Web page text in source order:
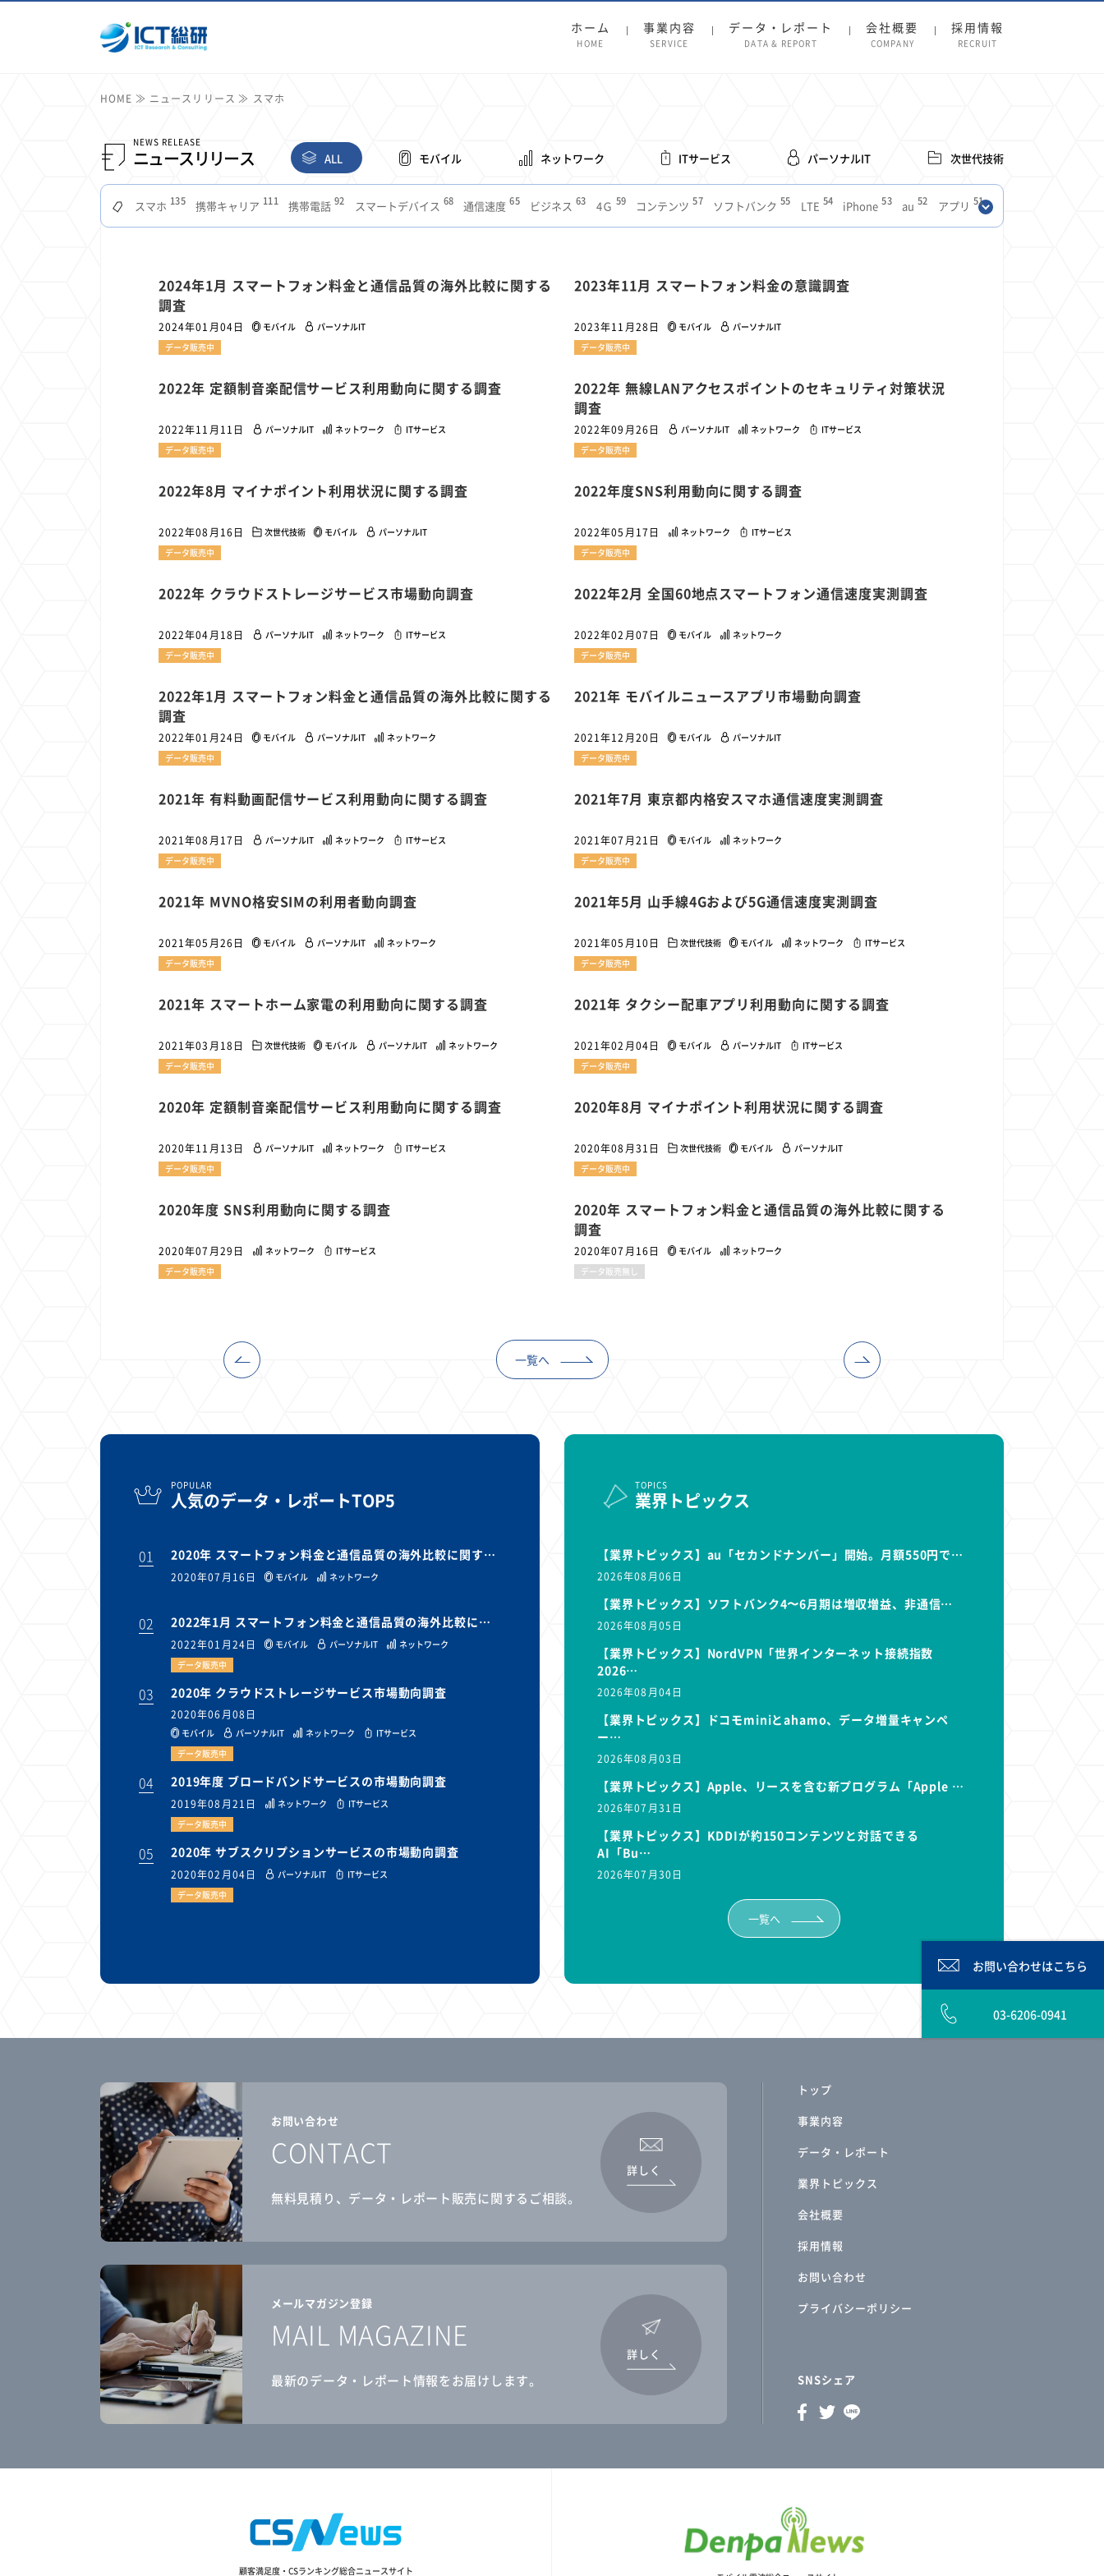
ホーム
HOME
事業内容
SERVICE
データ・レポート
DATA & REPORT
会社概要
COMPANY
採用情報
RECRUIT
HOME ニュースリリース スマホ
NEWS RELEASE
ニュースリリース ALL モバイル ネットワーク ITサービス パーソナルIT 次世代技術
スマホ 135 携帯キャリア 111 携帯電話 92 スマートデバイス 68 通信速度 65 ビジネス 63 4Ｇ 59 コンテンツ 57 ソフトバンク 55 LTE 54 iPhone 53 au 52 アプリ 51
つながりやすさ 51 電波状況 49 ドコモ 48 タブレット 38 インターネット 36 ビジネスシーン 31 混雑環境 31 MVNO 28 SIM 27 電波 27 全国 24 楽天モバイル 22
公衆無線LAN 11 格安 11 キャッシュレス決済 11 待ち合わせ場所 11 スマートフォン 9 東西エリア別 8 音楽配信 ニュースアプリ 8 クラウドストレージ
7 電子マネー
Mid Journey 3 Claude 3 オフィスビル 3 マイナポイント Anthropic 2 Perplexity 2 YouTube iPad 2 リスク
2 1
端末価格 1 G20 1 購買力 1 MNO 1 スマートホーム家電 1 クラウド 1 ライドシェア ポイントサービス 共通ポイント 1 経済圏 1 Azure AI 1 Google Pixel 1
2024年1月 スマートフォン料金と通信品質の海外比較に関する
調査
2024年01月04日 モバイル
パーソナルIT
データ販売中
2023年11月 スマートフォン料金の意識調査
2023年11月28日 モバイル
パーソナルIT
データ販売中
2022年 定額制音楽配信サービス利用動向に関する調査
2022年11月11日 パーソナルIT ネットワーク
ITサービス
データ販売中
2022年 無線LANアクセスポイントのセキュリティ対策状況
調査
2022年09月26日 パーソナルIT ネットワーク
ITサービス
データ販売中
2022年8月 マイナポイント利用状況に関する調査
2022年08月16日 次世代技術 モバイル
パーソナルIT
データ販売中
2022年度SNS利用動向に関する調査
2022年05月17日 ネットワーク
ITサービス
データ販売中
2022年 クラウドストレージサービス市場動向調査
2022年04月18日 パーソナルIT ネットワーク
ITサービス
データ販売中
2022年2月 全国60地点スマートフォン通信速度実測調査
2022年02月07日 モバイル
ネットワーク
データ販売中
2022年1月 スマートフォン料金と通信品質の海外比較に関する
調査
2022年01月24日 モバイル パーソナルIT
ネットワーク
データ販売中
2021年 モバイルニュースアプリ市場動向調査
2021年12月20日 モバイル
パーソナルIT
データ販売中
2021年 有料動画配信サービス利用動向に関する調査
2021年08月17日 パーソナルIT ネットワーク
ITサービス
データ販売中
2021年7月 東京都内格安スマホ通信速度実測調査
2021年07月21日 モバイル
ネットワーク
データ販売中
2021年 MVNO格安SIMの利用者動向調査
2021年05月26日 モバイル パーソナルIT
ネットワーク
データ販売中
2021年5月 山手線4Gおよび5G通信速度実測調査
2021年05月10日 次世代技術 モバイル ネットワーク
ITサービス
データ販売中
2021年 スマートホーム家電の利用動向に関する調査
2021年03月18日 次世代技術 モバイル パーソナルIT
ネットワーク
データ販売中
2021年 タクシー配車アプリ利用動向に関する調査
2021年02月04日 モバイル パーソナルIT
ITサービス
データ販売中
2020年 定額制音楽配信サービス利用動向に関する調査
2020年11月13日 パーソナルIT ネットワーク
ITサービス
データ販売中
2020年8月 マイナポイント利用状況に関する調査
2020年08月31日 次世代技術 モバイル
パーソナルIT
データ販売中
2020年度 SNS利用動向に関する調査
2020年07月29日 ネットワーク
ITサービス
データ販売中
2020年 スマートフォン料金と通信品質の海外比較に関する
調査
2020年07月16日 モバイル
ネットワーク
データ販売無し
一覧へ
POPULAR
人気のデータ・レポートTOP5
01 2020年 スマートフォン料金と通信品質の海外比較に関す…
2020年07月16日 モバイル ネットワーク
02 2022年1月 スマートフォン料金と通信品質の海外比較に…
2022年01月24日 モバイル パーソナルIT
ネットワーク
データ販売中
03 2020年 クラウドストレージサービス市場動向調査
2020年06月08日
モバイル パーソナルIT ネットワーク
ITサービス
データ販売中
04 2019年度 ブロードバンドサービスの市場動向調査
2019年08月21日 ネットワーク
ITサービス
データ販売中
05 2020年 サブスクリプションサービスの市場動向調査
2020年02月04日 パーソナルIT
ITサービス
データ販売中
TOPICS
業界トピックス
【業界トピックス】au「セカンドナンバー」開始。月額550円で…
2026年08月06日
【業界トピックス】ソフトバンク4〜6月期は増収増益、非通信…
2026年08月05日
【業界トピックス】NordVPN「世界インターネット接続指数
2026…
2026年08月04日
【業界トピックス】ドコモminiとahamo、データ増量キャンペ
ー…
2026年08月03日
【業界トピックス】Apple、リースを含む新プログラム「Apple …
2026年07月31日
【業界トピックス】KDDIが約150コンテンツと対話できる
AI「Bu…
2026年07月30日
一覧へ
お問い合わせはこちら
03-6206-0941
お問い合わせ
CONTACT
無料見積り、データ・レポート販売に関するご相談。
詳しく
メールマガジン登録
MAIL MAGAZINE
最新のデータ・レポート情報をお届けします。
詳しく
トップ
事業内容
データ・レポート
業界トピックス
会社概要
採用情報
お問い合わせ
プライバシーポリシー
SNSシェア
顧客満足度・CSランキング総合ニュースサイト